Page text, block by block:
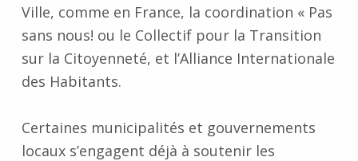
Ville, comme en France, la coordination « Pas
sans nous! ou le Collectif pour la Transition
sur la Citoyenneté, et l’Alliance Internationale
des Habitants.
Certaines municipalités et gouvernements
locaux s’engagent déjà à soutenir les